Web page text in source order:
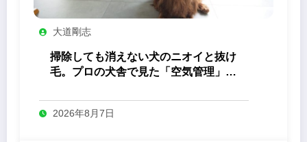
大道剛志
掃除しても消えない犬のニオイと抜け
毛。プロの犬舎で見た「空気管理」の
2026年8月7日